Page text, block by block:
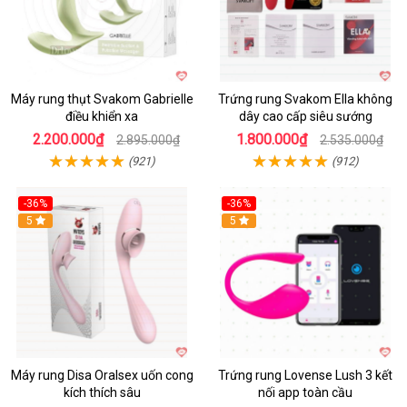
Máy rung thụt Svakom Gabrielle
điều khiển xa
2.200.000₫ 2.895.000₫
(921)
Trứng rung Svakom Ella không
dây cao cấp siêu sướng
1.800.000₫ 2.535.000₫
(912)
-36%
5
Máy rung Disa Oralsex uốn cong
kích thích sâu
-36%
Hot
5
Trứng rung Lovense Lush 3 kết
nối app toàn cầu